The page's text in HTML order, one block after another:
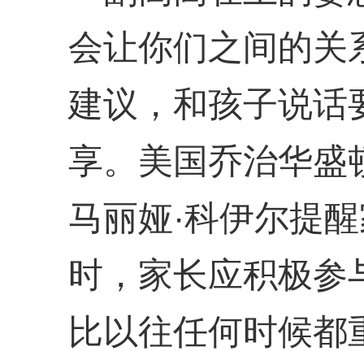
会让你们之间的关
建议，和孩子说话
享。美国乔治华盛
马丽娅·科伊尔提
时，家长应积极参
比以往任何时候都